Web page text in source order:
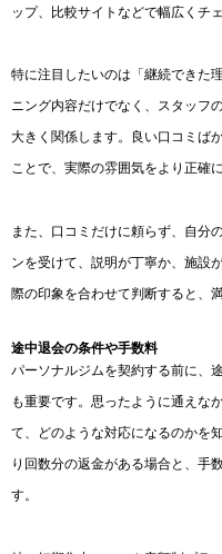
ップ、比較サイトなどで幅広くチ
特に注目したいのは「継続できた
ニング内容だけでなく、スタッフ
大きく関係します。良い口コミば
ことで、実際の雰囲気をより正確
また、口コミだけに頼らず、自分
ンを受けて、説明が丁寧か、施設
際の印象を合わせて判断すると、
途中退会の条件や手数料
パーソナルジムを契約する前に、
も重要です。思ったように通えな
て、どのような対応になるのかを
り回数分の返金がある場合と、手
す。